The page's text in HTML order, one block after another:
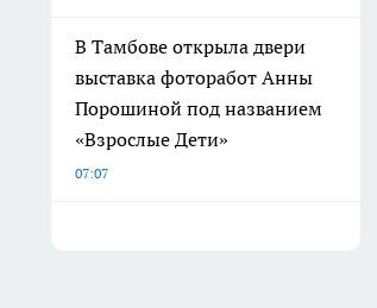
В Тамбове открыла двери
выставка фоторабот Анны
Порошиной под названием
«Взрослые Дети»
07:07